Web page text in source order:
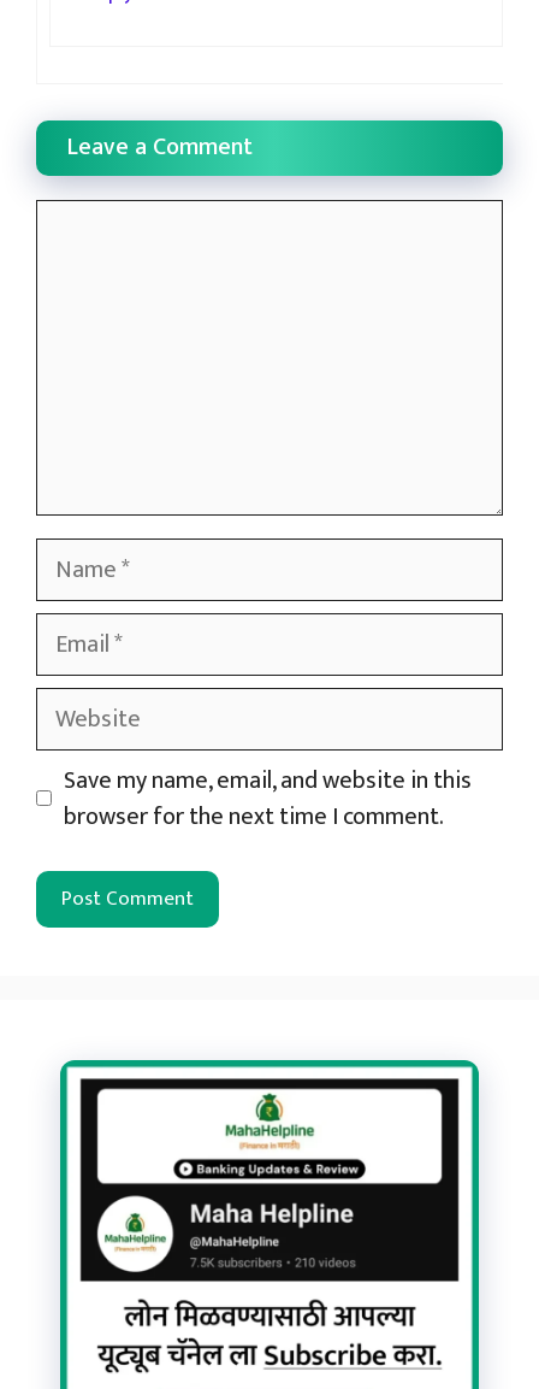
Leave a Comment
Name
Email
Website
Save my name, email, and website in this
browser for the next time I comment.